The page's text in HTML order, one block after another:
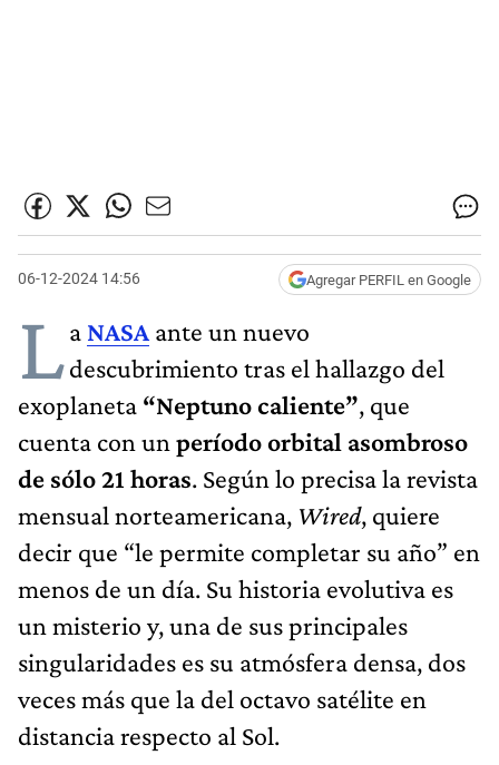
06-12-2024 14:56 Agregar PERFIL en Google
La NASA ante un nuevo
descubrimiento tras el hallazgo del
exoplaneta “Neptuno caliente”, que
cuenta con un período orbital asombroso
de sólo 21 horas. Según lo precisa la revista
mensual norteamericana, Wired, quiere
decir que “le permite completar su año” en
menos de un día. Su historia evolutiva es
un misterio y, una de sus principales
singularidades es su atmósfera densa, dos
veces más que la del octavo satélite en
distancia respecto al Sol.